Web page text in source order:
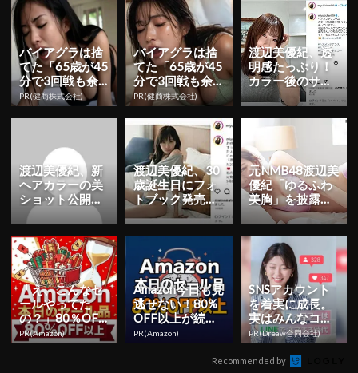
バイアグラは捨
てた「65歳が45
分で3回戦も余
裕」980円で朝
まで絶好調！
PR(健商株式会社)
バイアグラは捨
てた「65歳が45
分で3回戦も余
裕」1日31円で
朝まで絶好調！
PR(健商株式会社)
渡辺美優紀、透
明感たっぷり！
カラー後のサラ
サラ美髪ショッ
トを公開
渡辺美優紀、新
ヘアカラーの美
ショット公開！
「地上に舞い降
りた天使」「め
っちゃ可愛...
渡辺美優紀、30
歳誕生日にフォ
トブック発売を
発表！「すっか
り大人の色気が
元NMB48渡辺美
優紀「ゆるふわ
美胸」を披露！
みるきーの美ボ
ディケアの秘密
とは？
「え、こんなセ
ールやってた
の？」80％OFF
以上が続々登
場！Amazonの本
PR(Amazon)
Amazon今日も見
逃せない！80%
OFF以上が続々
登場
PR(Amazon)
SNSアカウント
を着実に成長。
実はみんなココ
使ってます。
PR(Dreaw合同会社)
Recommended by